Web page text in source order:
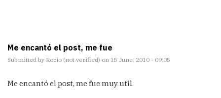
Me encantó el post, me fue
Submitted by Rocio (not verified) on 15 June, 2010 - 09:05
Me encantó el post, me fue muy util.